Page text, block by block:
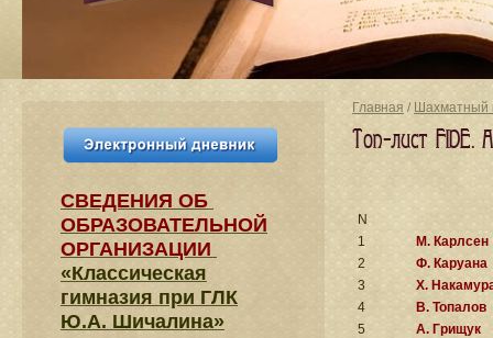
Главная / Шахматный
Топ-лист FIDE.
N
1
М. Карлсен
2
Ф. Каруана
3
Х.
4
В. Топалов
5
А. Грищук
СВЕДЕНИЯ​ ОБ
ОБРАЗОВАТЕЛЬНОЙ
ОРГАНИЗАЦИИ
«Классическая
гимназия при ГЛК
Ю.А. Шичалина»